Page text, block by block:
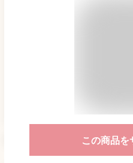
この商品